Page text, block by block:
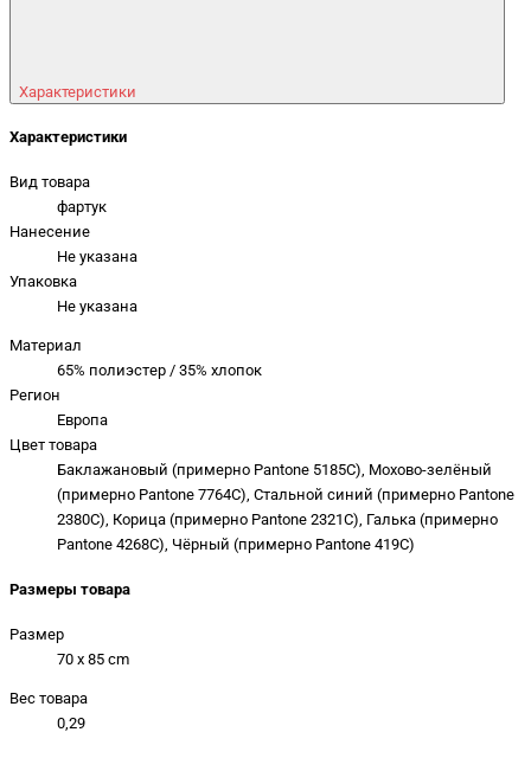
Характеристики
Характеристики
Вид товара
фартук
Нанесение
Не указана
Упаковка
Не указана
Материал
65% полиэстер / 35% хлопок
Регион
Европа
Цвет товара
Баклажановый (примерно Pantone 5185C), Мохово-зелёный
(примерно Pantone 7764C), Стальной синий (примерно Pantone
2380C), Корица (примерно Pantone 2321C), Галька (примерно
Pantone 4268C), Чёрный (примерно Pantone 419C)
Размеры товара
Размер
70 x 85 cm
Вес товара
0,29